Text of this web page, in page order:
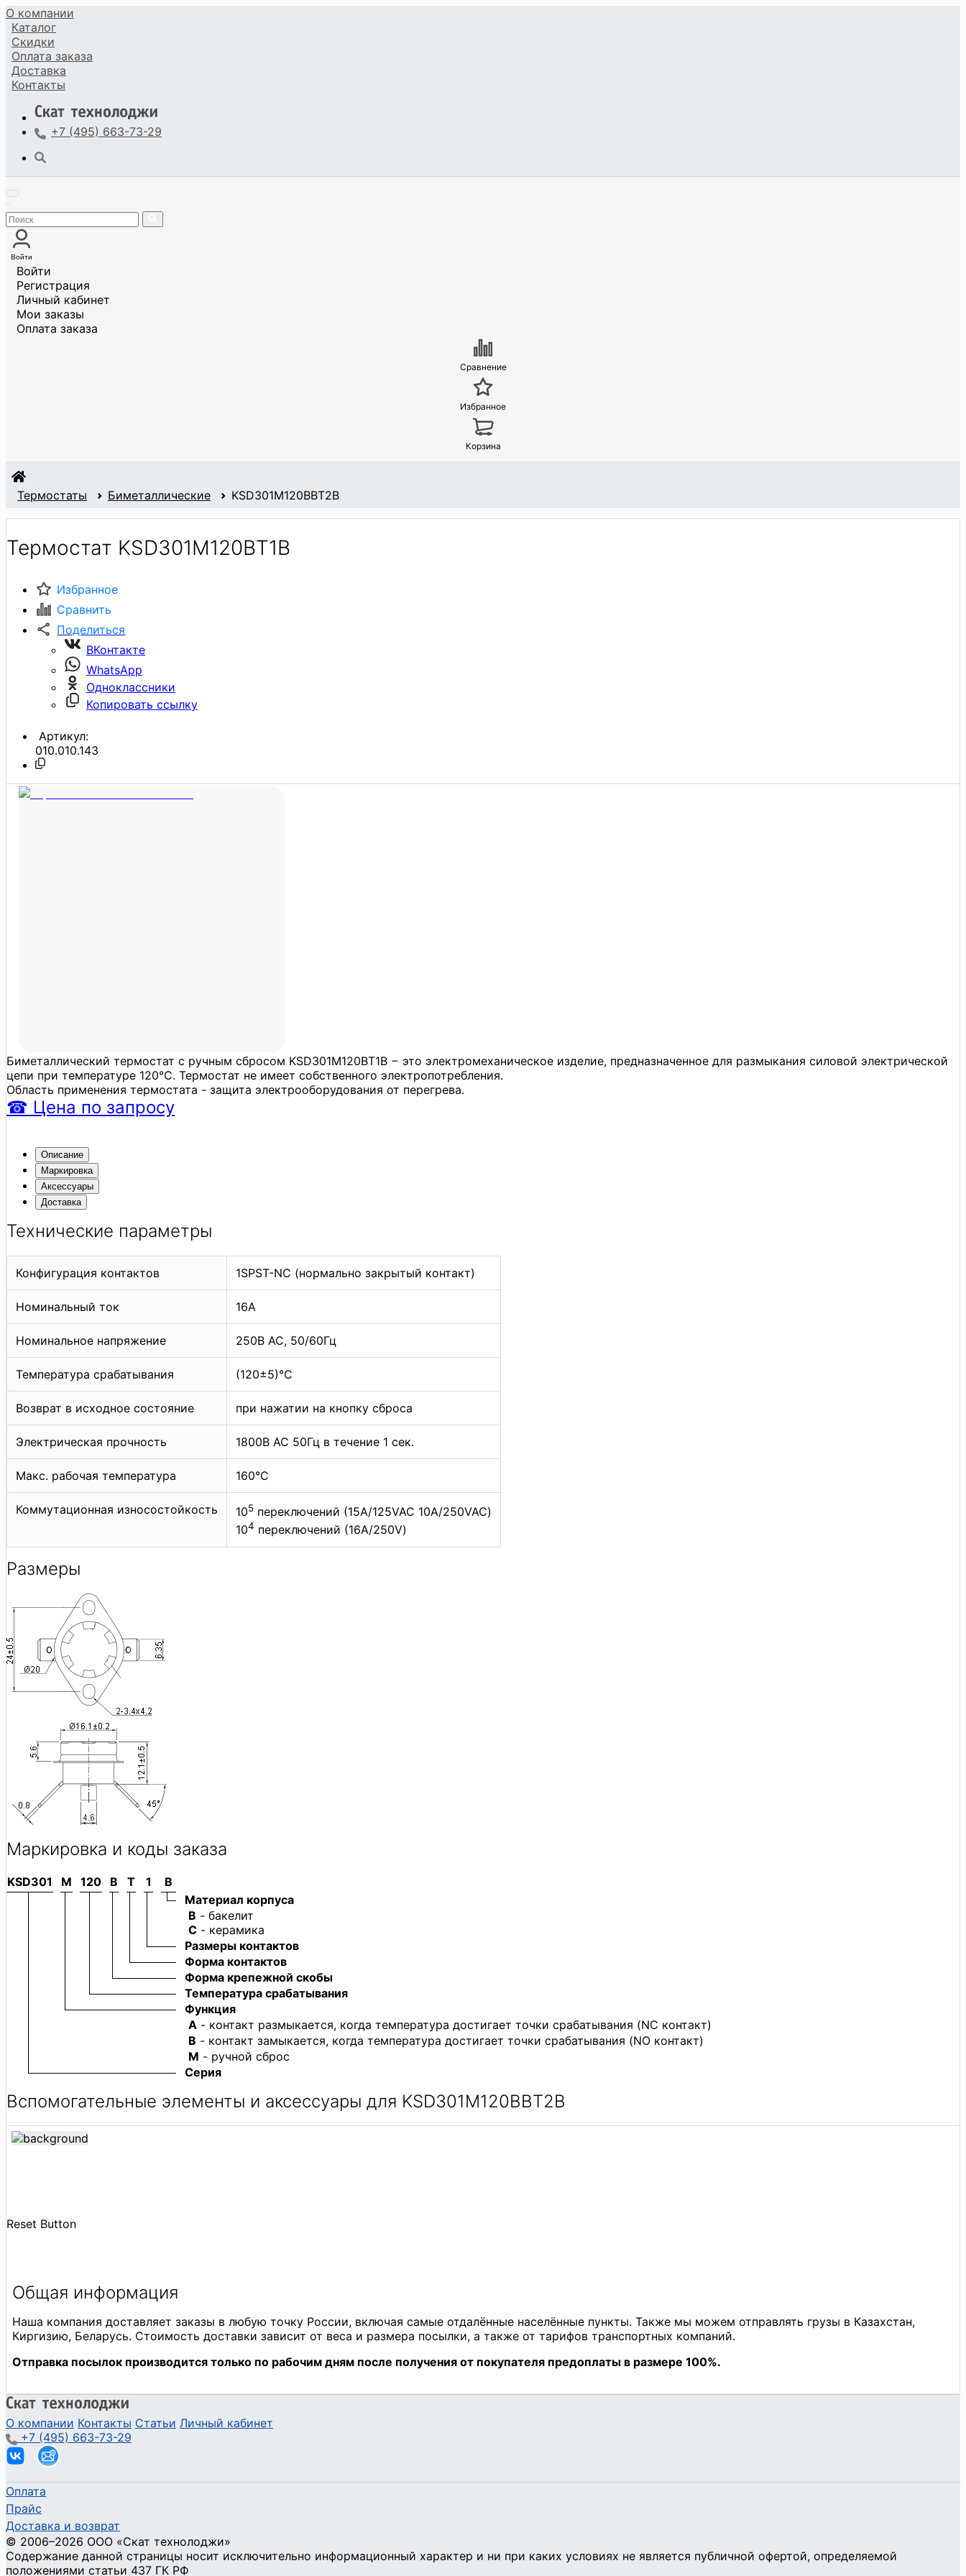
О компании
Каталог
Скидки
Оплата заказа
Доставка
Контакты
+7 (495) 663-73-29
Войти
Войти
Регистрация
Личный кабинет
Мои заказы
Оплата заказа
Сравнение
Избранное
Корзина
Термостаты Биметаллические KSD301M120BBT2B
Термостат KSD301M120BT1B
Избранное
Сравнить
Поделиться
ВКонтакте
WhatsApp
Одноклассники
Копировать ссылку
Артикул:
010.010.143
Биметаллический термостат с ручным сбросом KSD301M120BT1B − это электромеханическое изделие, предназначенное для размыкания силовой электрической
цепи при температуре 120°C. Термостат не имеет собственного электропотребления.
Область применения термостата - защита электрооборудования от перегрева.
☎ Цена по запросу
Описание
Маркировка
Аксессуары
Доставка
Технические параметры
Конфигурация контактов 1SPST-NС (нормально закрытый контакт)
Номинальный ток 16А
Номинальное напряжение 250В АС, 50/60Гц
Температура срабатывания (120±5)°C
Возврат в исходное состояние при нажатии на кнопку сброса
Электрическая прочность 1800В АС 50Гц в течение 1 сек.
Макс. рабочая температура 160°C
Коммутационная износостойкость 105 переключений (15A/125VAC 10A/250VAC)
104 переключений (16A/250V)
Размеры
Маркировка и коды заказа
KSD301 M 120 B T 1
B
Материал корпуса
B - бакелит
C - керамика
Размеры контактов
Форма контактов
Форма крепежной скобы
Температура срабатывания
Функция
А - контакт размыкается, когда температура достигает точки срабатывания (NC контакт)
B - контакт замыкается, когда температура достигает точки срабатывания (NO контакт)
M - ручной сброс
Серия
Вспомогательные элементы и аксессуары для KSD301M120BBT2B
Reset Button
О компании Контакты Статьи Личный кабинет
+7 (495) 663-73-29
Оплата
Прайс
Доставка и возврат
© 2006–2026 ООО «Скат технолоджи»
Содержание данной страницы носит исключительно информационный характер и ни при каких условиях не является публичной офертой, определяемой
положениями статьи 437 ГК РФ